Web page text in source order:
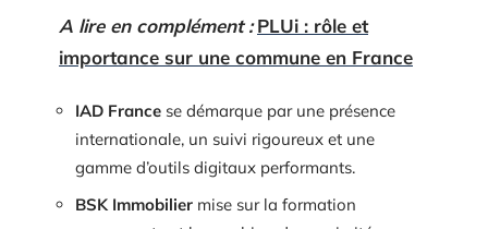
A lire en complément : PLUi : rôle et
importance sur une commune en France
IAD France se démarque par une présence
internationale, un suivi rigoureux et une
gamme d’outils digitaux performants.
BSK Immobilier mise sur la formation